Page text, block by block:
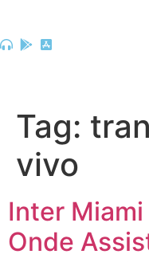
Tag:
vivo
Inter Miami
Onde